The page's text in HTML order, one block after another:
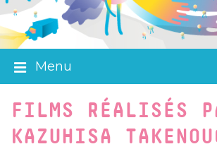
Menu
FILMS RÉALISÉS
KAZUHISA